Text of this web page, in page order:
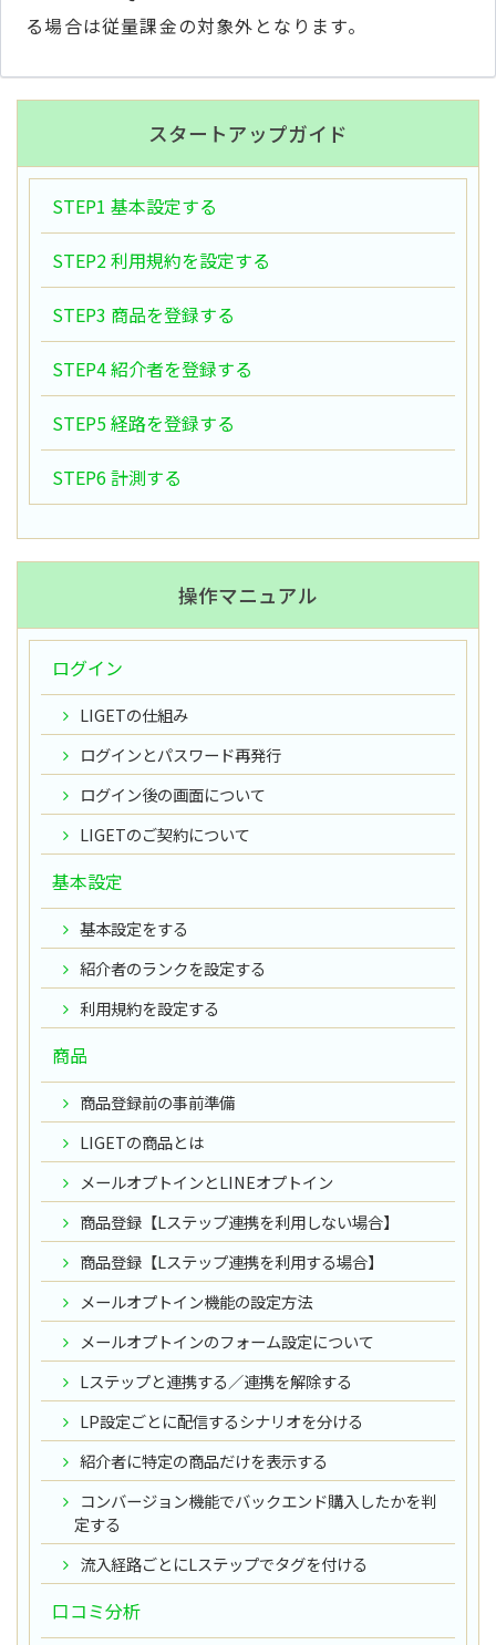
る場合は従量課金の対象外となります。
スタートアップガイド
STEP1 基本設定する
STEP2 利用規約を設定する
STEP3 商品を登録する
STEP4 紹介者を登録する
STEP5 経路を登録する
STEP6 計測する
操作マニュアル
ログイン
LIGETの仕組み
ログインとパスワード再発行
ログイン後の画面について
LIGETのご契約について
基本設定
基本設定をする
紹介者のランクを設定する
利用規約を設定する
商品
商品登録前の事前準備
LIGETの商品とは
メールオプトインとLINEオプトイン
商品登録【Lステップ連携を利用しない場合】
商品登録【Lステップ連携を利用する場合】
メールオプトイン機能の設定方法
メールオプトインのフォーム設定について
Lステップと連携する／連携を解除する
LP設定ごとに配信するシナリオを分ける
紹介者に特定の商品だけを表示する
コンバージョン機能でバックエンド購入したかを判
定する
流入経路ごとにLステップでタグを付ける
口コミ分析